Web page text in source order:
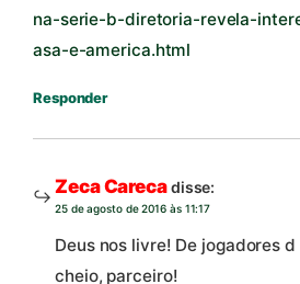
na-serie-b-diretoria-revela-
asa-e-america.html
Responder
Zeca Carecadisse:
25 de agosto de 2016 às 11:17
Deus nos livre! De jogadores
cheio, parceiro!